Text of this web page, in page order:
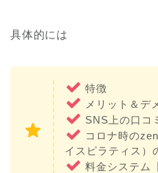
具体的には
特徴
メリット＆デ
SNS上の口コ
コロナ時の
イスピラティス）
料金システム